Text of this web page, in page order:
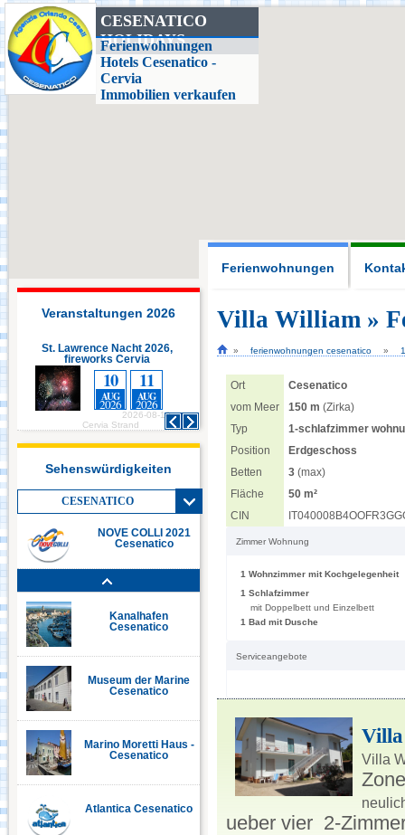
CESENATICO
HOLIDAYS
Ferienwohnungen
Hotels Cesenatico -
Cervia
Immobilien verkaufen
Ferienwohnungen
Veranstaltungen 2026
St. Lawrence Nacht 2026,
fireworks Cervia
10
AUG
2026
11
AUG
2026
2026-08-10
Cervia Strand
St. Lawrence Nacht 2026,
fireworks Cervia
10
2026
11
2026
2026-08-10
Cervia Strand
Sehenswürdigkeiten
CESENATICO
NOVE COLLI 2021
Cesenatico
Casa delle Farfalle,
Milano Marittima
Adriatic Golf Club
Parco Oltremare -
Fiabilandia Rimini
Italia in Miniatura -
Rimini
Le Navi Acquarium -
Cattolica
Kanalhafen
Cesenatico
Museum der Marine
Cesenatico
Marino Moretti Haus -
Cesenatico
Atlantica Cesenatico
Villa William »
ferienwohnungen cesenatico
Ort
Cesenatico
vom Meer
150 m (Zirka)
Typ
1-schlafzimmer
Position
Erdgeschoss
Betten
3 (max)
Fläche
50 m²
CIN
Zimmer Wohnung
1 Wohnzimmer mit Kochgelegenheit
1 Schlafzimmer
mit Doppelbett und Einzelbett
1 Bad mit Dusche
Serviceangebote
Villa
Zone
ueber vier 2-